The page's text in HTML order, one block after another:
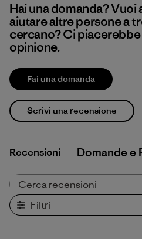
Hai una domanda? Vuoi
aiutare altre persone a
cercano? Ci
opinione.
Fai una domanda
Scrivi una recensione
Recensioni
Filtri